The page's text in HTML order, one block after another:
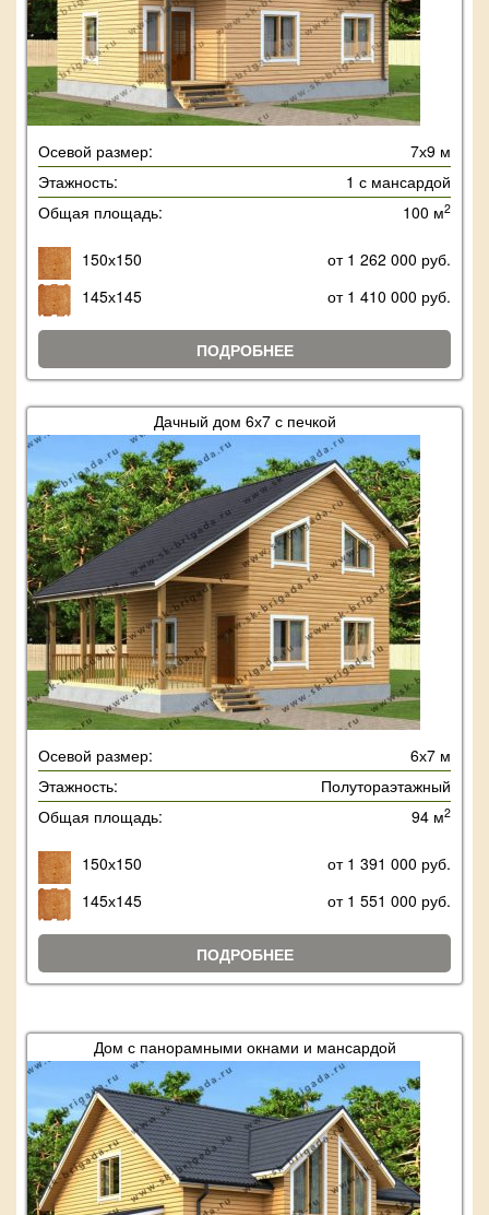
Осевой размер:
7х9 м
Этажность:
1 с мансардой
Общая площадь:
100 м2
150х150
от 1 262 000 руб.
145х145
от 1 410 000 руб.
ПОДРОБНЕЕ
Дачный дом 6х7 с печкой
Осевой размер:
6х7 м
Этажность:
Полутораэтажный
Общая площадь:
94 м2
150х150
от 1 391 000 руб.
145х145
от 1 551 000 руб.
ПОДРОБНЕЕ
Дом с панорамными окнами и мансардой